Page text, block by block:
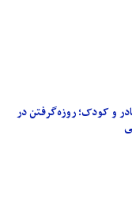
و کودک؛ روزه‌گرفتن در